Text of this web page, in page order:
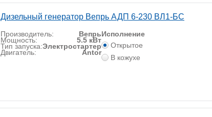
Дизельный генератор Вепрь АДП 6-230 ВЛ1-БС
Производитель: Вепрь
Мощность: 5.5 кВт
Тип запуска:Электростартер
Двигатель: Antor
Исполнение
Открытое
В кожухе